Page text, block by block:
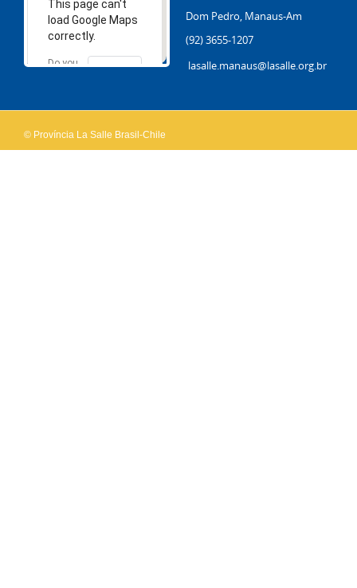
This page can't
load Google Maps
correctly.
Do you
OK
Dom Pedro, Manaus-Am
(92) 3655-1207
lasalle.manaus@lasalle.org.br
© Província La Salle Brasil-Chile